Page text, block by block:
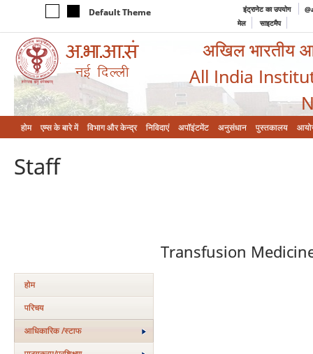
Default Theme इंट्रानेट का उपयोग
मेल
साइटमैप
अखिल भारतीय
All India
होम एम्‍स के बारे में विभाग और केन्‍द्र निविदाएं अपॉइंटमेंट अनुसंधान पुस्तकालय
Staff
Transfusion
होम
परिचय
आधिकारिक /स्टाफ